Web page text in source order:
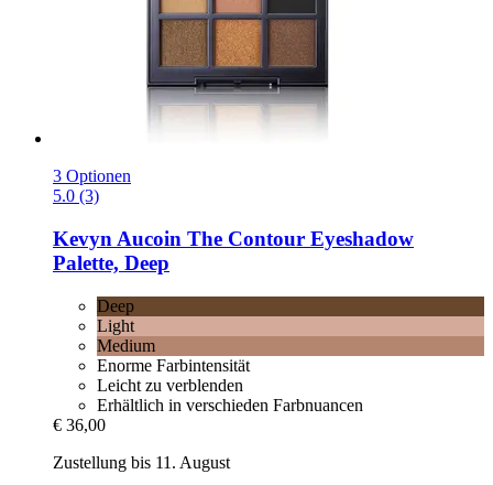
3 Optionen
5.0 (3)
Kevyn Aucoin The Contour Eyeshadow
Palette, Deep
Deep
Light
Medium
Enorme Farbintensität
Leicht zu verblenden
Erhältlich in verschieden Farbnuancen
€ 36,00
Zustellung bis 11. August